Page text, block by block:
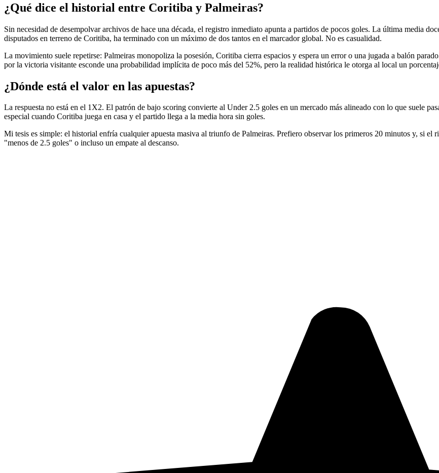
¿Qué dice el historial entre Coritiba y Palmeiras?
Sin necesidad de desempolvar archivos de hace una década, el registro inmediato apunta a partidos de pocos goles. La última media
disputados en terreno de Coritiba, ha terminado con un máximo de dos tantos en el marcador global. No es casualidad.
La movimiento suele repetirse: Palmeiras monopoliza la posesión, Coritiba cierra espacios y espera un error o una jugada a balón
por la victoria visitante esconde una probabilidad implícita de poco más del 52%, pero la realidad histórica le otorga al local un
¿Dónde está el valor en las apuestas?
La respuesta no está en el 1X2. El patrón de bajo scoring convierte al Under 2.5 goles en un mercado más alineado con lo que suele
especial cuando Coritiba juega en casa y el partido llega a la media hora sin goles.
Mi tesis es simple: el historial enfría cualquier apuesta masiva al triunfo de Palmeiras. Prefiero observar los primeros 20 minutos y, si
"menos de 2.5 goles" o incluso un empate al descanso.